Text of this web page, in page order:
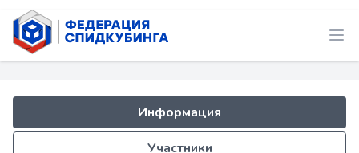
Информация
Участники